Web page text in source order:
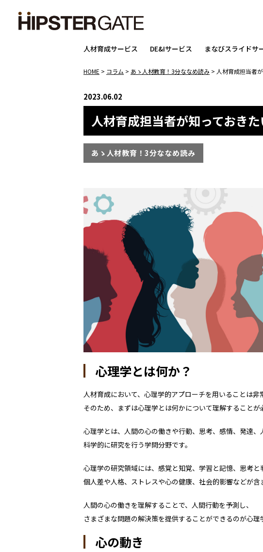
人材育成サービス DE&Iサービス まなびスライドサ
HOME > コラム > あゝ人材教育！3分ななめ読み > 人材育成担当者
2023.06.02
人材育成担当者が知っておき
あゝ人材教育！3分ななめ読み
心理学とは何か？
人材育成において、心理学的アプローチを用いることは非
そのため、まずは心理学とは何かについて理解することが
心理学とは、人間の心の働きや行動、思考、感情、発達、
科学的に研究を行う学問分野です。
心理学の研究領域には、感覚と知覚、学習と記憶、思考と
個人差や人格、ストレスや心の健康、社会的影響などが含
人間の心の働きを理解することで、人間行動を予測し、
さまざまな問題の解決策を提供することができるのが心理
心の動き